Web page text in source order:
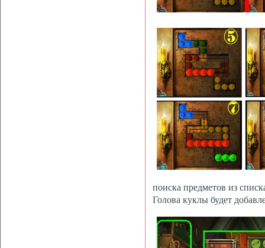
поиска предметов из
Голова куклы будет